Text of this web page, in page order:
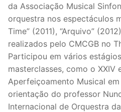
da Associação Musical
orquestra nos espectáculos
Time” (2011), “Arquivo”
realizados pelo CMCGB no
Participou em vários
masterclasses, como o XXIV
Aperfeiçoamento Musical
orientação do professor
Internacional de Orquestra